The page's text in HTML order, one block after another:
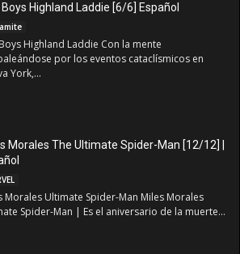
Highland Laddie [6/6] Español
Highland Laddie Con la mente
por los eventos cataclísmicos en
York,...
Morales The Ultimate Spider-Man [12/12] |
Morales Ultimate Spider-Man Miles Morales
Spider-Man | Es el aniversario de la muerte...